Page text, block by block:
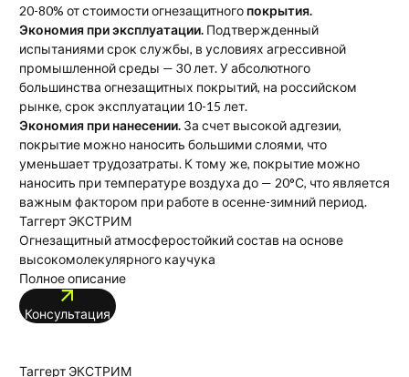
20-80% от стоимости огнезащитного покрытия.
Экономия при эксплуатации. Подтвержденный
испытаниями срок службы, в условиях агрессивной
промышленной среды — 30 лет. У абсолютного
большинства огнезащитных покрытий, на российском
рынке, срок эксплуатации 10-15 лет.
Экономия при нанесении. За счет высокой адгезии,
покрытие можно наносить большими слоями, что
уменьшает трудозатраты. К тому же, покрытие можно
наносить при температуре воздуха до — 20°С, что является
важным фактором при работе в осенне-зимний период.
Таггерт ЭКСТРИМ
Огнезащитный атмосферостойкий состав на основе
высокомолекулярного каучука
Полное описание
Консультация
Таггерт ЭКСТРИМ